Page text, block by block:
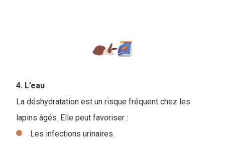
4. L’eau
La déshydratation est un risque fréquent chez les
lapins âgés. Elle peut favoriser :
Les infections urinaires.